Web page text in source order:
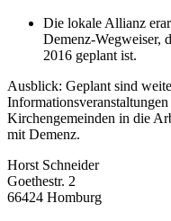
Die lokale Allianz
Demenz-Wegweiser,
2016 geplant ist.
Ausblick: Geplant sind
Kirchengemeinden in die
mit Demenz.
Horst Schneider
Goethestr. 2
66424 Homburg